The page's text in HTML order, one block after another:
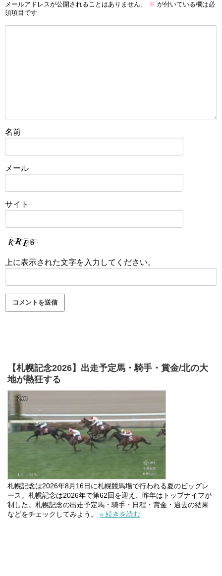
メールアドレスが公開されることはありません。 ※ が付いている欄は必
須項目です
名前
メール
サイト
上に表示された文字を入力してください。
【札幌記念2026】出走予定馬・騎手・賞金/北の大
地が熱狂する
札幌記念は2026年8月16日に札幌競馬場で行われる夏のビッグレ
ース。札幌記念は2026年で第62回を迎え、昨年はトップナイフが
制した。札幌記念の出走予定馬・騎手・日程・賞金・過去の結果
などをチェックしてみよう。 » 続きを読む